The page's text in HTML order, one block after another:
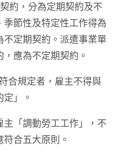
契約，分為定期契約及不
季節性及特定性工作得為
不定期契約。派遣事業單
應為不定期契約。
符合規定者，雇主不得與
」。
主「調動勞工工作」，不
合五大原則。